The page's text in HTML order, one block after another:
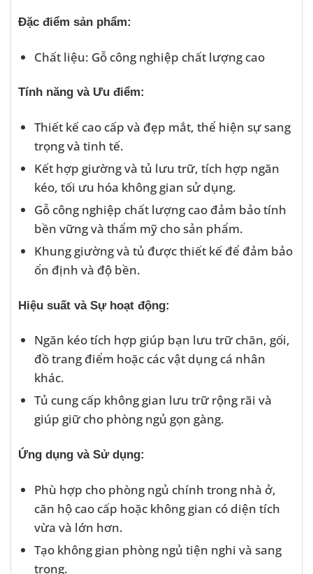
Đặc điểm sản phẩm:
Chất liệu: Gỗ công nghiệp chất lượng cao
Tính năng và Ưu điểm:
Thiết kế cao cấp và đẹp mắt, thể hiện sự sang
trọng và tinh tế.
Kết hợp giường và tủ lưu trữ, tích hợp ngăn
kéo, tối ưu hóa không gian sử dụng.
Gỗ công nghiệp chất lượng cao đảm bảo tính
bền vững và thẩm mỹ cho sản phẩm.
Khung giường và tủ được thiết kế để đảm bảo
ổn định và độ bền.
Hiệu suất và Sự hoạt động:
Ngăn kéo tích hợp giúp bạn lưu trữ chăn, gối,
đồ trang điểm hoặc các vật dụng cá nhân
khác.
Tủ cung cấp không gian lưu trữ rộng rãi và
giúp giữ cho phòng ngủ gọn gàng.
Ứng dụng và Sử dụng:
Phù hợp cho phòng ngủ chính trong nhà ở,
căn hộ cao cấp hoặc không gian có diện tích
vừa và lớn hơn.
Tạo không gian phòng ngủ tiện nghi và sang
trọng.